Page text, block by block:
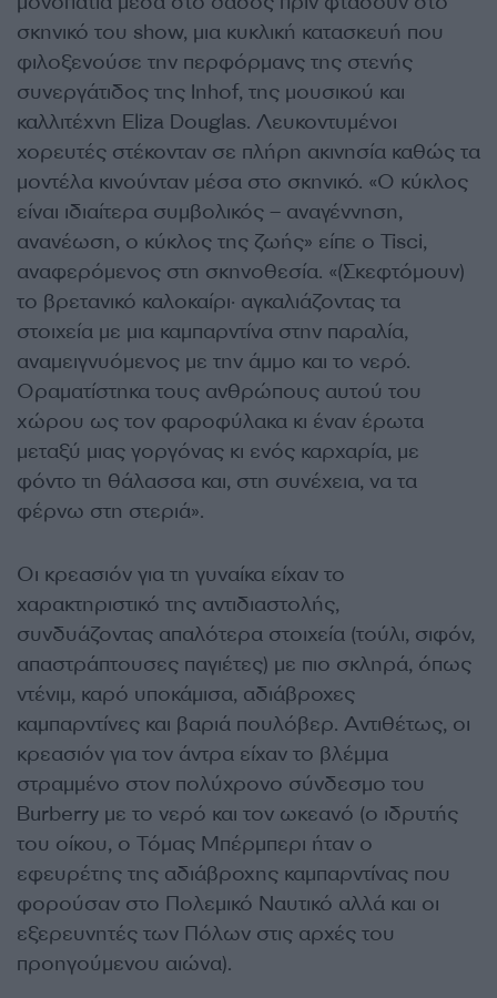
σκηνικό του show, μια κυκλική κατασκευή που
φιλοξενούσε την περφόρμανς της στενής
συνεργάτιδος της Inhof, της μουσικού και
καλλιτέχνη Eliza Douglas. Λευκοντυμένοι
χορευτές στέκονταν σε πλήρη ακινησία καθώς τα
μοντέλα κινούνταν μέσα στο σκηνικό. «Ο κύκλος
είναι ιδιαίτερα συμβολικός – αναγέννηση,
ανανέωση, ο κύκλος της ζωής» είπε ο Tisci,
αναφερόμενος στη σκηνοθεσία. «(Σκεφτόμουν)
το βρετανικό καλοκαίρι· αγκαλιάζοντας τα
στοιχεία με μια καμπαρντίνα στην παραλία,
αναμειγνυόμενος με την άμμο και το νερό.
Οραματίστηκα τους ανθρώπους αυτού του
χώρου ως τον φαροφύλακα κι έναν έρωτα
μεταξύ μιας γοργόνας κι ενός καρχαρία, με
φόντο τη θάλασσα και, στη συνέχεια, να τα
φέρνω στη στεριά».
Οι κρεασιόν για τη γυναίκα είχαν το
χαρακτηριστικό της αντιδιαστολής,
συνδυάζοντας απαλότερα στοιχεία (τούλι, σιφόν,
απαστράπτουσες παγιέτες) με πιο σκληρά, όπως
ντένιμ, καρό υποκάμισα, αδιάβροχες
καμπαρντίνες και βαριά πουλόβερ. Αντιθέτως, οι
κρεασιόν για τον άντρα είχαν το βλέμμα
στραμμένο στον πολύχρονο σύνδεσμο του
Burberry με το νερό και τον ωκεανό (ο ιδρυτής
του οίκου, ο Τόμας Μπέρμπερι ήταν ο
εφευρέτης της αδιάβροχης καμπαρντίνας που
φορούσαν στο Πολεμικό Ναυτικό αλλά και οι
εξερευνητές των Πόλων στις αρχές του
προηγούμενου αιώνα).